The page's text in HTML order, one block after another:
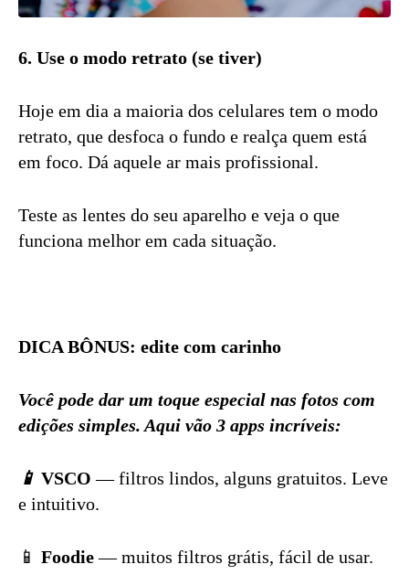
6. Use o modo retrato (se tiver)
Hoje em dia a maioria dos celulares tem o modo
retrato, que desfoca o fundo e realça quem está
em foco. Dá aquele ar mais profissional.
Teste as lentes do seu aparelho e veja o que
funciona melhor em cada situação.
DICA BÔNUS: edite com carinho
Você pode dar um toque especial nas fotos com
edições simples. Aqui vão 3 apps incríveis:
📱 VSCO — filtros lindos, alguns gratuitos. Leve
e intuitivo.
📱 Foodie— muitos filtros grátis, fácil de usar.